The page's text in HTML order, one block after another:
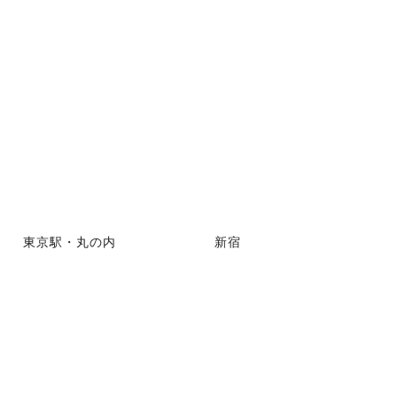
東京駅・丸の内 新宿